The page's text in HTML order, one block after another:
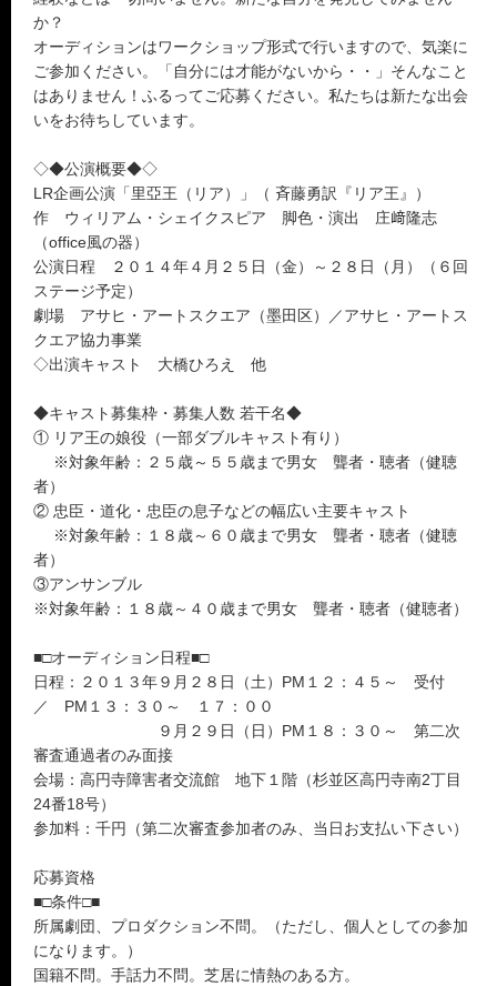
か？
オーディションはワークショップ形式で行いますので、気楽に
ご参加ください。「自分には才能がないから・・」そんなこと
はありません！ふるってご応募ください。私たちは新たな出会
いをお待ちしています。
◇◆公演概要◆◇
LR企画公演「里亞王（リア）」（ 斉藤勇訳『リア王』）
作 ウィリアム・シェイクスピア 脚色・演出 庄﨑隆志
（office風の器）
公演日程 ２０１４年４月２５日（金）～２８日（月）（６回
ステージ予定）
劇場 アサヒ・アートスクエア（墨田区）／アサヒ・アートス
クエア協力事業
◇出演キャスト 大橋ひろえ 他
◆キャスト募集枠・募集人数 若干名◆
① リア王の娘役（一部ダブルキャスト有り）
※対象年齢：２５歳～５５歳まで男女 聾者・聴者（健聴
者）
② 忠臣・道化・忠臣の息子などの幅広い主要キャスト
※対象年齢：１８歳～６０歳まで男女 聾者・聴者（健聴
者）
③アンサンブル
※対象年齢：１８歳～４０歳まで男女 聾者・聴者（健聴者）
■□オーディション日程■□
日程：２０１３年９月２８日（土）PM１２：４５～ 受付
／ PM１３：３０～ １７：００
９月２９日（日）PM１８：３０～ 第二次
審査通過者のみ面接
会場：高円寺障害者交流館 地下１階（杉並区高円寺南2丁目
24番18号）
参加料：千円（第二次審査参加者のみ、当日お支払い下さい）
応募資格
■□条件□■
所属劇団、プロダクション不問。（ただし、個人としての参加
になります。）
国籍不問。手話力不問。芝居に情熱のある方。